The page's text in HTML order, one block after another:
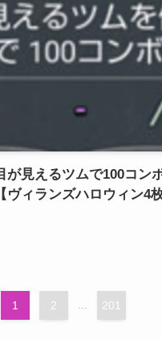
が見えるツムで100コン
ヴィランズハロウィン4枚
1 2 ... 201